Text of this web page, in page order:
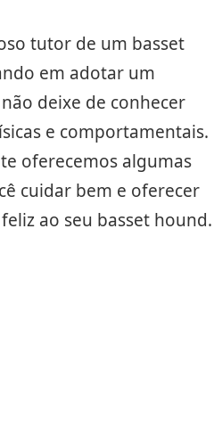
tutor de um basset
em adotar um
deixe de conhecer
e comportamentais.
oferecemos algumas
cuidar bem e oferecer
ao seu basset hound.